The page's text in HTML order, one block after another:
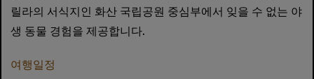
릴라의 서식지인 화산 국립공원 중심부에서 잊을 수 없는 야
생 동물 경험을 제공합니다.
여행일정